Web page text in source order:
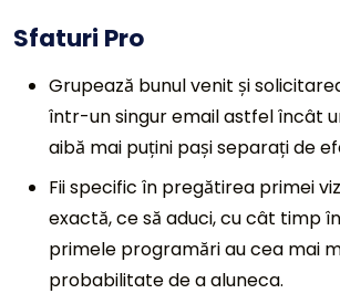
Sfaturi Pro
Grupează bunul venit și
într-un singur email astfel încât
aibă mai puțini pași separați de
Fii specific în pregătirea primei
exactă, ce să aduci, cu cât timp
primele programări au cea mai
probabilitate de a aluneca.